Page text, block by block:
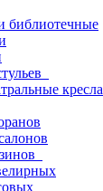
библиотечные
кресла